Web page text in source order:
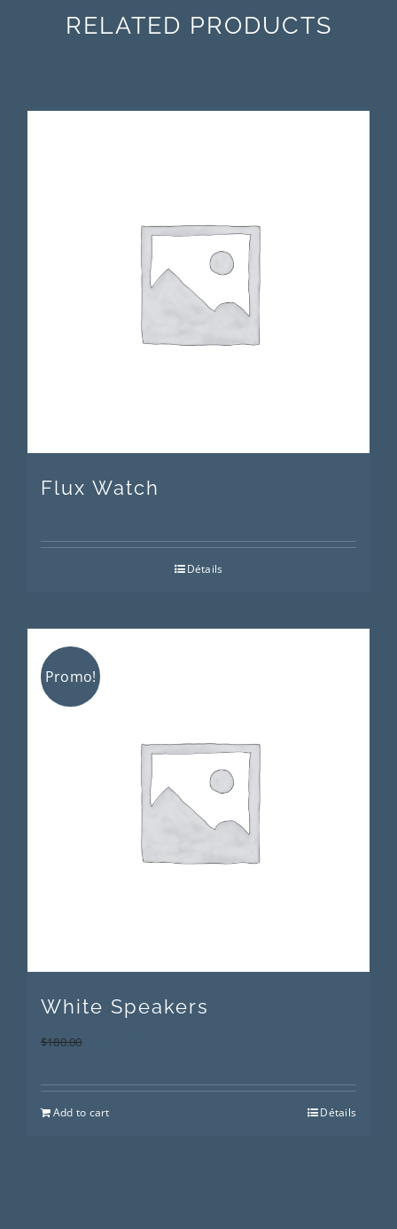
RELATED PRODUCTS
Flux Watch
Détails
Promo!
White Speakers
$180.00
Add to cart Détails